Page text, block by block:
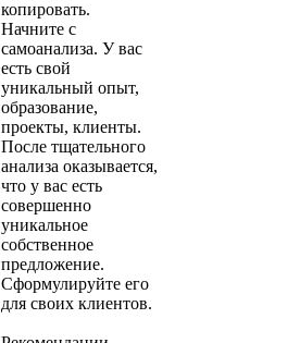
копировать.
Начните с
самоанализа. У вас
есть свой
уникальный опыт,
образование,
проекты, клиенты.
После тщательного
анализа оказывается,
что у вас есть
совершенно
уникальное
собственное
предложение.
Сформулируйте его
для своих клиентов.